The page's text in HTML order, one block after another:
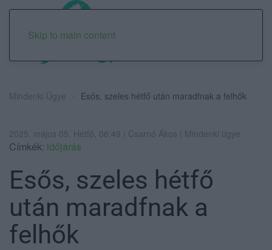
Skip to main content
Mindenki Ügye Esős, szeles hétfő után maradfnak a felhők
2025. május 05. Hétfő, 06:49 | Csarnó Ákos | Mindenki ügye
Címkék: időjárás
Esős, szeles hétfő
után maradfnak a
felhők